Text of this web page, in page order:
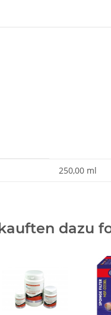
250,00 ml
dazu